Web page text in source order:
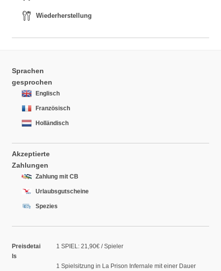
Wiederherstellung
Sprachen
gesprochen
Englisch
Französisch
Holländisch
Akzeptierte
Zahlungen
Zahlung mit CB
Urlaubsgutscheine
Spezies
Preisdetai
ls
1 SPIEL: 21,90€ / Spieler
1 Spielsitzung in La Prison Infernale mit einer Dauer